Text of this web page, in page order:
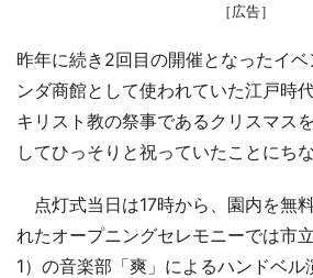
［広告］
昨年に続き2回目の開催となったイ
ンダ商館として使われていた江戸時
キリスト教の祭事であるクリスマス
してひっそりと祝っていたことにちな
点灯式当日は17時から、園内を無
れたオープニングセレモニーでは市
1）の音楽部「爽」によるハンドベル